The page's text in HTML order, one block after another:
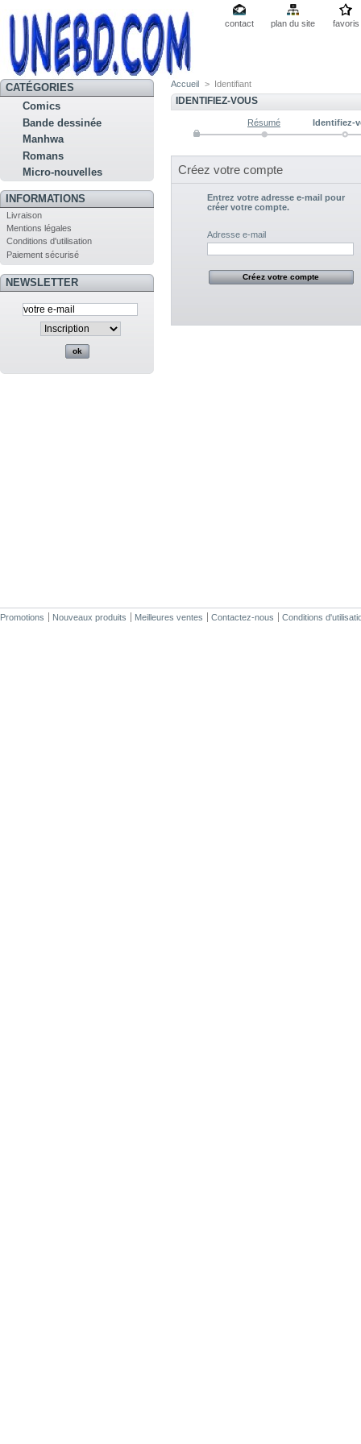
contact plan du site favoris
CATÉGORIES
Comics
Bande dessinée
Manhwa
Romans
Micro-nouvelles
INFORMATIONS
Livraison
Mentions légales
Conditions d'utilisation
Paiement sécurisé
NEWSLETTER
Accueil > Identifiant
IDENTIFIEZ-VOUS
Résumé Identifiez-
Créez votre compte
Entrez votre adresse e-mail pour
créer votre compte.
Adresse e-mail
Promotions Nouveaux produits Meilleures ventes Contactez-nous Conditions